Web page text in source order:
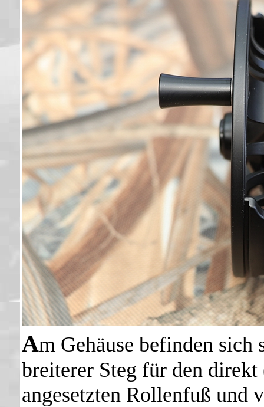
Am Gehäuse befinden
breiterer Steg für den direkt
angesetzten Rollenfuß und